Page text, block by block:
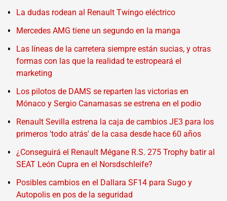
La dudas rodean al Renault Twingo eléctrico
Mercedes AMG tiene un segundo en la manga
Las líneas de la carretera siempre están sucias, y otras
formas con las que la realidad te estropeará el
marketing
Los pilotos de DAMS se reparten las victorias en
Mónaco y Sergio Canamasas se estrena en el podio
Renault Sevilla estrena la caja de cambios JE3 para los
primeros 'todo atrás' de la casa desde hace 60 años
¿Conseguirá el Renault Mégane R.S. 275 Trophy batir al
SEAT León Cupra en el Norsdschleife?
Posibles cambios en el Dallara SF14 para Sugo y
Autopolis en pos de la seguridad